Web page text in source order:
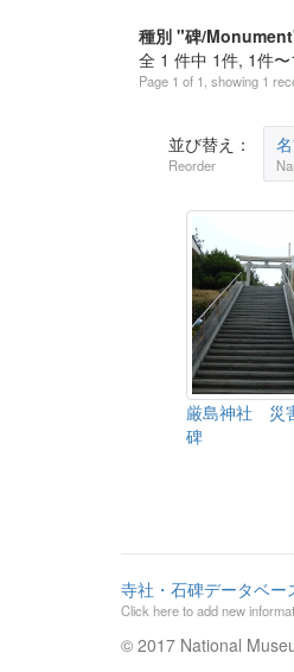
種別 "碑/
全 1 件中 1件, 1件
Page 1 of 1, showing 1
並び替え：
Reorder
厳島神社 災
碑
寺社・石碑データベ
Click here to add new
© 2017 National